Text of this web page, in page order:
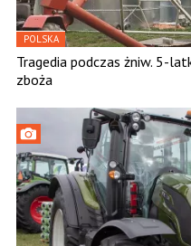
POLSKA
Tragedia podczas żniw. 5-
zboża